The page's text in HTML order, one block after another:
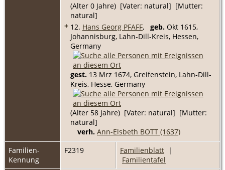
(Alter 0 Jahre) [Vater: natural] [Mutter:
natural]
+ 12. Hans Georg PFAFF, geb. Okt 1615,
Johannisburg, Lahn-Dill-Kreis, Hessen,
Germany
gest. 13 Mrz 1674, Greifenstein, Lahn-Dill-
Kreis, Hesse, Germany
(Alter 58 Jahre) [Vater: natural] [Mutter:
natural]
verh. Ann-Elsbeth BOTT (1637)
Familien-
Kennung
F2319 Familienblatt |
Familientafel